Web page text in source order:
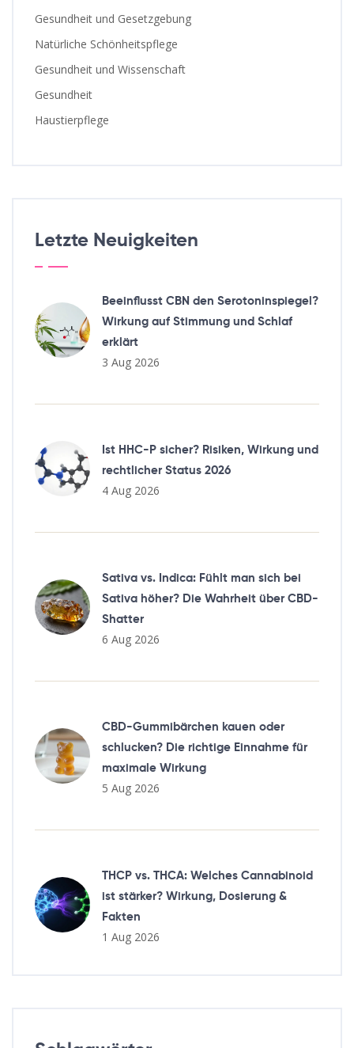
Gesundheit und Gesetzgebung
Natürliche Schönheitspflege
Gesundheit und Wissenschaft
Gesundheit
Haustierpflege
Letzte Neuigkeiten
Beeinflusst CBN den Serotoninspiegel?
Wirkung auf Stimmung und Schlaf
erklärt
3 Aug 2026
Ist HHC-P sicher? Risiken, Wirkung und
rechtlicher Status 2026
4 Aug 2026
Sativa vs. Indica: Fühlt man sich bei
Sativa höher? Die Wahrheit über CBD-
Shatter
6 Aug 2026
CBD-Gummibärchen kauen oder
schlucken? Die richtige Einnahme für
maximale Wirkung
5 Aug 2026
THCP vs. THCA: Welches Cannabinoid
ist stärker? Wirkung, Dosierung &
Fakten
1 Aug 2026